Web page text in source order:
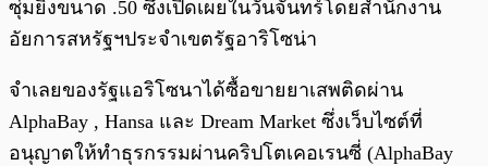
ซุ่มยิงขนาด .50 ซึ่งเปิดเผยในวันจันทร์โดยสำนักงาน
อัยการสหรัฐฯประจำเขตรัฐอาริโซน่า
จำเลยของรัฐแอริโซนาได้ซื้อขายยาเสพติดผ่าน
AlphaBay , Hansa และ Dream Market ซึ่งเว็บไซต์ที่
อนุญาตให้ทำธุรกรรมผ่านคริปโตเคอเรนซี่ (AlphaBay